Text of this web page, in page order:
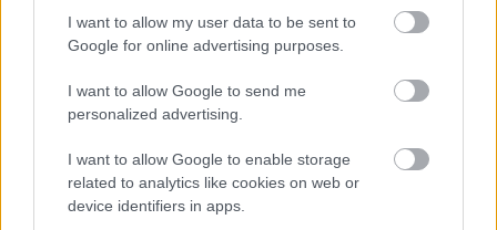
I want to allow my user data to be sent to
Google for online advertising purposes.
I want to allow Google to send me
personalized advertising.
I want to allow Google to enable storage
related to analytics like cookies on web or
device identifiers in apps.
MAGYAR KUTATÓ FEDEZTE FEL AZ ÚSZÓK
BARLANGJÁT